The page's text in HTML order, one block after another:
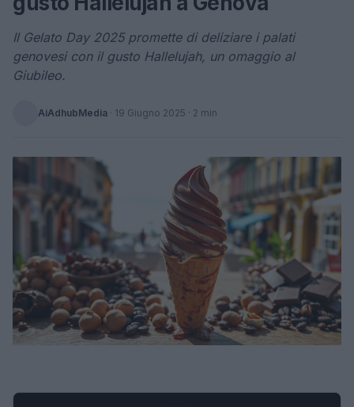
Il Gelato Day 2025 promette di deliziare i palati
genovesi con il gusto Hallelujah, un omaggio al
Giubileo.
AiAdhubMedia · 19 Giugno 2025 · 2 min